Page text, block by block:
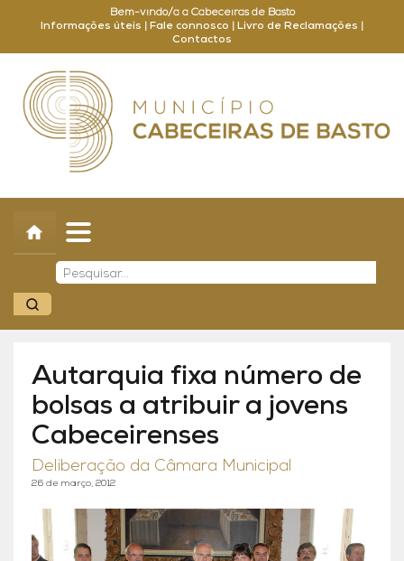
Bem-vindo/a a Cabeceiras de Basto
Informações úteis
Fale connosco Livro de Reclamações
Contactos
Concelho
Município
Turismo
Cultura
Outros
Balcão Online
Autarquia fixa número de
bolsas a atribuir a jovens
Cabeceirenses
Deliberação da Câmara Municipal
26 de março, 2012